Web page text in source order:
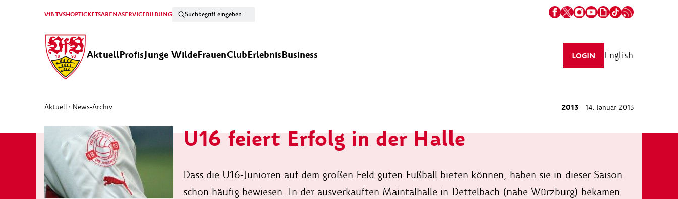
VfB TVSHOPTICKETSARENASERVICEBILDUNG
AktuellProfisJunge WildeFrauenClubErlebnisBusiness LOGIN English
Aktuell › News-Archiv 2013 14. Januar 2013
U16 feiert Erfolg in der Halle
Dass die U16-Junioren auf dem großen Feld guten Fußball bieten können, haben sie in dieser Saison
schon häufig bewiesen. In der ausverkauften Maintalhalle in Dettelbach (nahe Würzburg) bekamen